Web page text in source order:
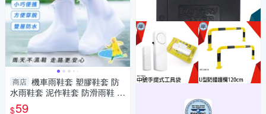
商店 機車雨鞋套 塑膠鞋套 防
水雨鞋套 泥作鞋套 防滑雨鞋 雨
鞋套 水鞋 厚底雨靴 拋棄式鞋套
$59